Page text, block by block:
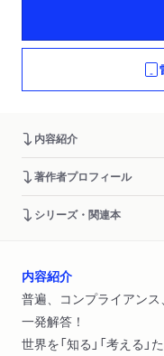
内容紹介
著作者プロフィール
シリーズ・関連本
内容紹介
普遍、コンプライアン
一発解答！
世界を「知る」「考える